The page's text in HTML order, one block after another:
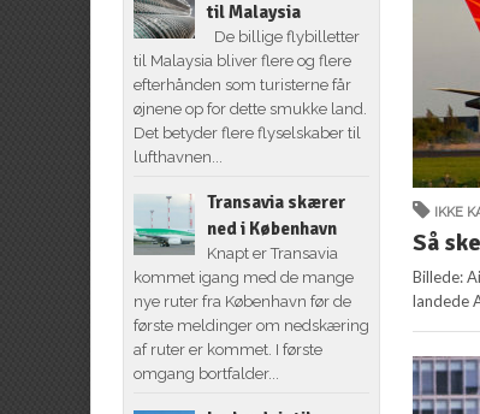
IKKE
Så
Billede:
landede
til Malaysia
De billige flybilletter
til Malaysia bliver flere og flere
efterhånden som turisterne får
øjnene op for dette smukke land.
Det betyder flere flyselskaber til
lufthavnen...
Transavia skærer
ned i København
Knapt er Transavia
kommet igang med de mange
nye ruter fra København før de
første meldinger om nedskæring
af ruter er kommet. I første
omgang bortfalder...